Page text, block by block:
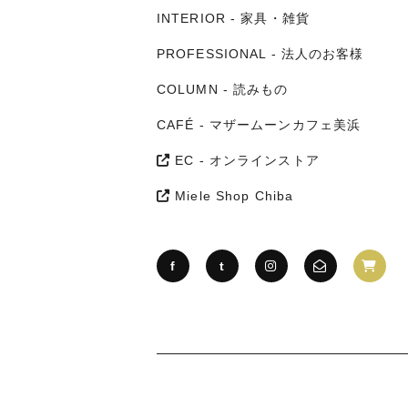
INTERIOR - 家具・雑貨
PROFESSIONAL - 法人のお客様
COLUMN - 読みもの
CAFÉ - マザームーンカフェ美浜
EC - オンラインストア
Miele Shop Chiba
f t